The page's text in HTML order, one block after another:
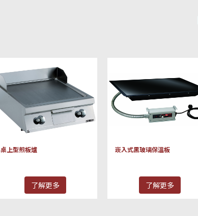
桌上型煎板爐
了解更多
崁入式黑玻璃保溫板
了解更多